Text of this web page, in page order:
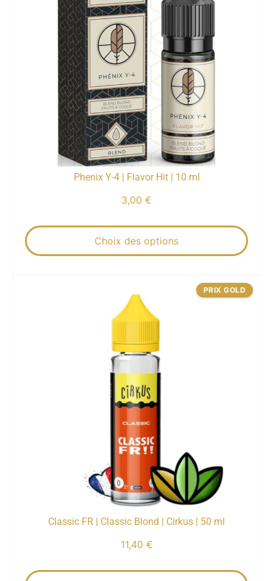
Phenix Y-4 | Flavor Hit | 10 ml
3,00 €
Choix des options
Classic FR | Classic Blond | Cirkus | 50 ml
11,40 €
PRIX GOLD